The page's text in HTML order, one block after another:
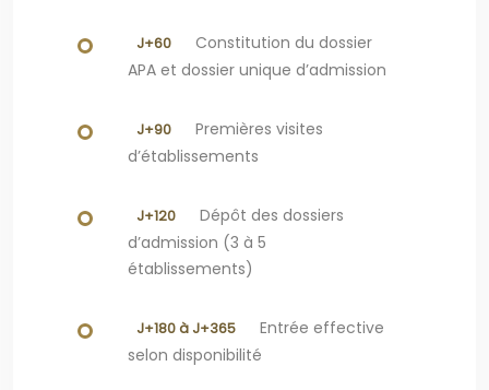
J+60
Constitution du dossier
APA et dossier unique d’admission
J+90
Premières visites
d’établissements
J+120
Dépôt des dossiers
d’admission (3 à 5
établissements)
J+180 à J+365
Entrée effective
selon disponibilité